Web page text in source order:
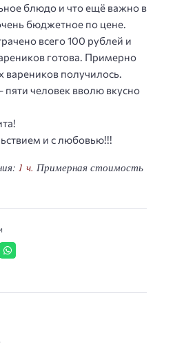
блюдо и что ещё важно в
бюджетное по цене.
всего 100 рублей и
готова. Примерно
получилось.
пяти человек вволю вкусно
и с любовью!!!
1 ч. Примерная стоимость